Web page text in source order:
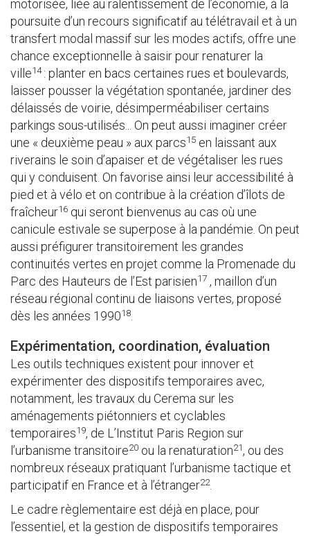
motorisée, liée au ralentissement de l’économie, à la
poursuite d’un recours significatif au télétravail et à un
transfert modal massif sur les modes actifs, offre une
chance exceptionnelle à saisir pour renaturer la
ville14: planter en bacs certaines rues et boulevards,
laisser pousser la végétation spontanée, jardiner des
délaissés de voirie, désimperméabiliser certains
parkings sous-utilisés... On peut aussi imaginer créer
une « deuxième peau » aux parcs15 en laissant aux
riverains le soin d’apaiser et de végétaliser les rues
qui y conduisent. On favorise ainsi leur accessibilité à
pied et à vélo et on contribue à la création d’îlots de
fraîcheur16 qui seront bienvenus au cas où une
canicule estivale se superpose à la pandémie. On peut
aussi préfigurer transitoirement les grandes
continuités vertes en projet comme la Promenade du
Parc des Hauteurs de l’Est parisien17 , maillon d’un
réseau régional continu de liaisons vertes, proposé
dès les années 199018.
Expérimentation, coordination, évaluation
Les outils techniques existent pour innover et
expérimenter des dispositifs temporaires avec,
notamment, les travaux du Cerema sur les
aménagements piétonniers et cyclables
temporaires19, de L’Institut Paris Region sur
l’urbanisme transitoire20 ou la renaturation21, ou des
nombreux réseaux pratiquant l’urbanisme tactique et
participatif en France et à l’étranger22.
Le cadre règlementaire est déjà en place, pour
l’essentiel, et la gestion de dispositifs temporaires